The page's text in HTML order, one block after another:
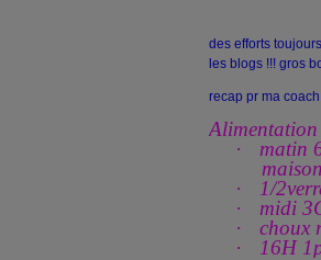
des efforts
les blogs !!! gros
recap pr ma
Alimentation
·
matin
maison
·
1/
·
midi
·
choux
·
16H